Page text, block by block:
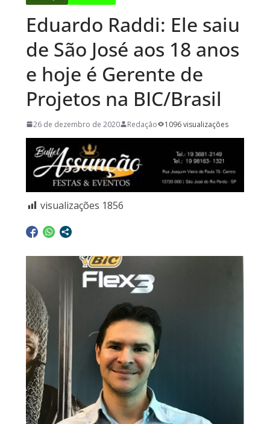
Eduardo Raddi: Ele saiu
de São José aos 18 anos
e hoje é Gerente de
Projetos na BIC/Brasil
26 de dezembro de 2020 Redação 1096 visualizações
visualizações 1856